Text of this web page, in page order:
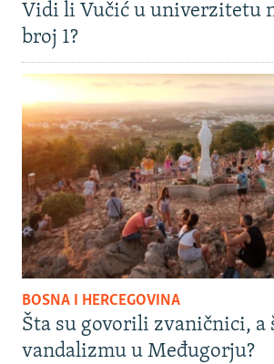
Vidi li Vučić u univerzitetu
broj 1?
BOSNA I HERCEGOVINA
Šta su govorili zvaničnici, a
vandalizmu u Međugorju?